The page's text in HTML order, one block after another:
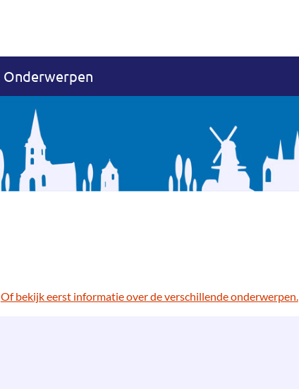
Onderwerpen
Of bekijk eerst informatie over de verschillende onderwerpen.